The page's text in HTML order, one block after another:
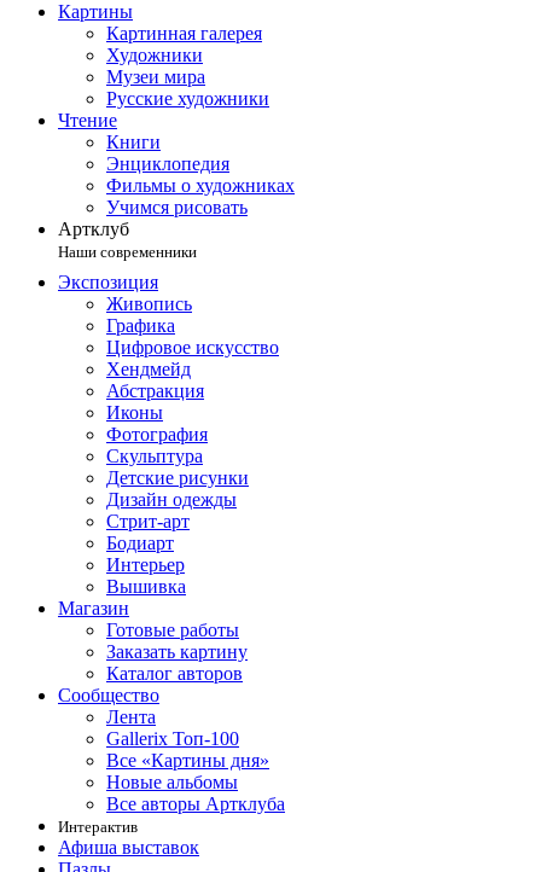
Картины
Картинная галерея
Художники
Музеи мира
Русские художники
Чтение
Книги
Энциклопедия
Фильмы о художниках
Учимся рисовать
Артклуб
Наши современники
Экспозиция
Живопись
Графика
Цифровое искусство
Хендмейд
Абстракция
Иконы
Фотография
Скульптура
Детские рисунки
Дизайн одежды
Стрит-арт
Бодиарт
Интерьер
Вышивка
Магазин
Готовые работы
Заказать картину
Каталог авторов
Сообщество
Лента
Gallerix Топ-100
Все «Картины дня»
Новые альбомы
Все авторы Артклуба
Интерактив
Афиша выставок